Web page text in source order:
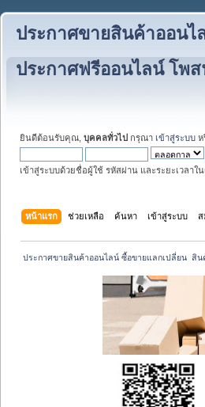
ประกาศขายสินค้าออนไ
ประกาศฟรีออนไลน์ โพ
ยินดีต้อนรับคุณ, บุคคลทั่วไป กรุณา เข้าสู่ระบบ ห
เข้าสู่ระบบด้วยชื่อผู้ใช้ รหัสผ่าน และระยะเวลาใ
หน้าแรก ช่วยเหลือ ค้นหา เข้าสู่ระบบ ส
ประกาศขายสินค้าออนไลน์ ซื้อขายแลกเปลี่ยน  สิ